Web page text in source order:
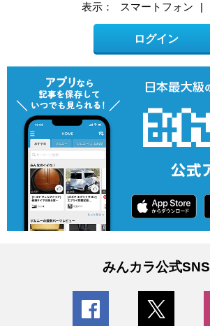
表示： スマートフォン |
ログイン
みんカラ公式SNS